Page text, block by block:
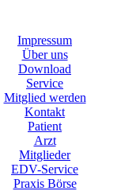
Impressum
Über uns
Download
Service
Mitglied werden
Kontakt
Patient
Arzt
Mitglieder
EDV-Service
Praxis Börse